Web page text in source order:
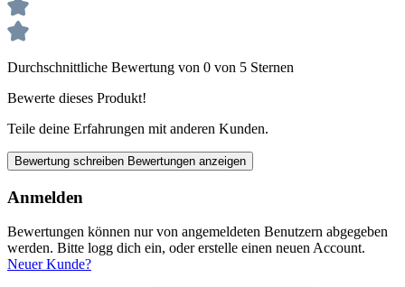
Durchschnittliche Bewertung von 0 von 5 Sternen
Bewerte dieses Produkt!
Teile deine Erfahrungen mit anderen Kunden.
Bewertung schreiben Bewertungen anzeigen
Anmelden
Bewertungen können nur von angemeldeten Benutzern abgegeben
werden. Bitte logg dich ein, oder erstelle einen neuen Account.
Neuer Kunde?